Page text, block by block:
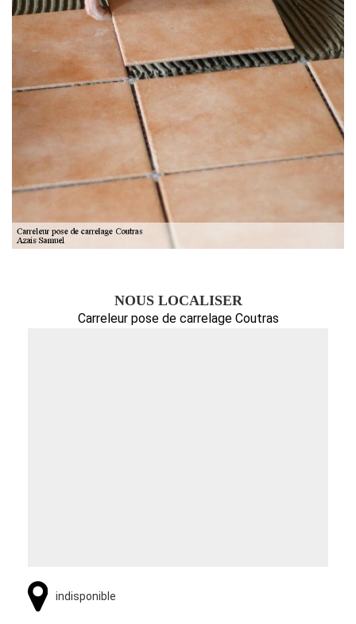
NOUS LOCALISER
Carreleur pose de carrelage Coutras
indisponible